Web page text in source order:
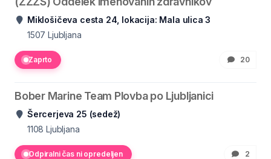
Miklošičeva cesta 24, lokacija: Mala ulica 3
1507 Ljubljana
Zaprto 20
Bober Marine Team Plovba po Ljubljanici
Šercerjeva 25 (sedež)
1108 Ljubljana
Odpiralni čas ni opredeljen 2